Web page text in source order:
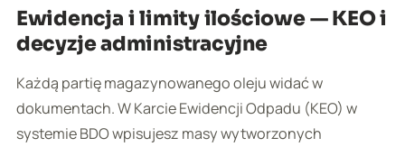
Ewidencja i limity ilościowe — KEO i
decyzje administracyjne
Każdą partię magazynowanego oleju widać w
dokumentach. W Karcie Ewidencji Odpadu (KEO) w
systemie BDO wpisujesz masy wytworzonych